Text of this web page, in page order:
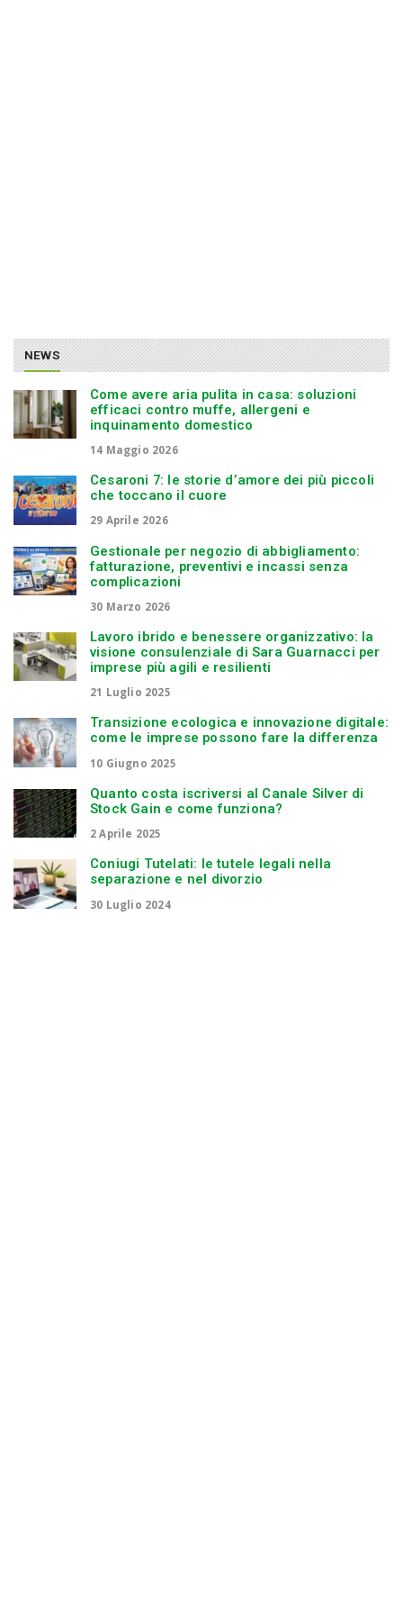
NEWS
Come avere aria pulita in casa: soluzioni
efficaci contro muffe, allergeni e
inquinamento domestico
14 Maggio 2026
Cesaroni 7: le storie d’amore dei più piccoli
che toccano il cuore
29 Aprile 2026
Gestionale per negozio di abbigliamento:
fatturazione, preventivi e incassi senza
complicazioni
30 Marzo 2026
Lavoro ibrido e benessere organizzativo: la
visione consulenziale di Sara Guarnacci per
imprese più agili e resilienti
21 Luglio 2025
Transizione ecologica e innovazione digitale:
come le imprese possono fare la differenza
10 Giugno 2025
Quanto costa iscriversi al Canale Silver di
Stock Gain e come funziona?
2 Aprile 2025
Coniugi Tutelati: le tutele legali nella
separazione e nel divorzio
30 Luglio 2024